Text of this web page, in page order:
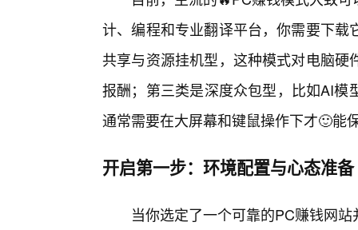
计、编程和专业翻译平台，你需要下
共享与资源挂机型，这种模式对电脑
报酬；第三类是深度众包型，比如AI
通常需要在大屏幕和键鼠操作下才🙂能
开启第一步：环境配置与心态准备
当你选定了一个可靠的PC赚钱网